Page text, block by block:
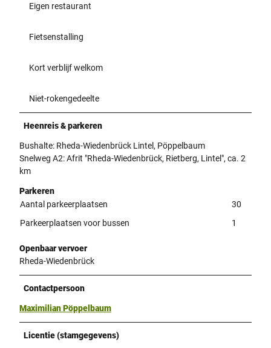
Eigen restaurant
Fietsenstalling
Kort verblijf welkom
Niet-rokengedeelte
Heenreis & parkeren
Bushalte: Rheda-Wiedenbrück Lintel, Pöppelbaum
Snelweg A2: Afrit "Rheda-Wiedenbrück, Rietberg, Lintel", ca. 2
km
Parkeren
Aantal parkeerplaatsen
30
Parkeerplaatsen voor bussen
1
Openbaar vervoer
Rheda-Wiedenbrück
Contactpersoon
Maximilian Pöppelbaum
Licentie (stamgegevens)